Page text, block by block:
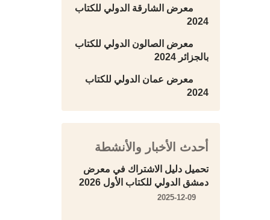
معرض الشارقة الدولي للكتاب
2024
معرض الصالون الدولي للكتاب
بالجزائر 2024
معرض عمان الدولي للكتاب
2024
أحدث الأخبار والأنشطة
تحميل دليل الاشتراك في معرض
دمشق الدولي للكتاب الأول 2026